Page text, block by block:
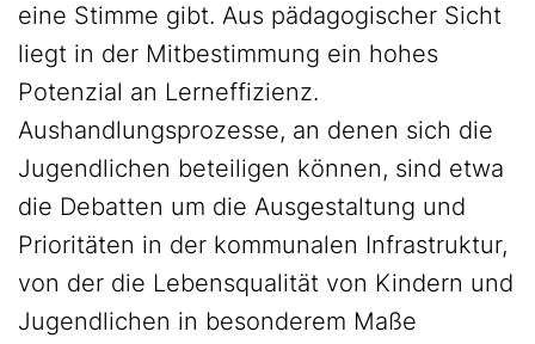
eine Stimme gibt. Aus pädagogischer Sicht
liegt in der Mitbestimmung ein hohes
Potenzial an Lerneffizienz.
Aushandlungsprozesse, an denen sich die
Jugendlichen beteiligen können, sind etwa
die Debatten um die Ausgestaltung und
Prioritäten in der kommunalen Infrastruktur,
von der die Lebensqualität von Kindern und
Jugendlichen in besonderem Maße